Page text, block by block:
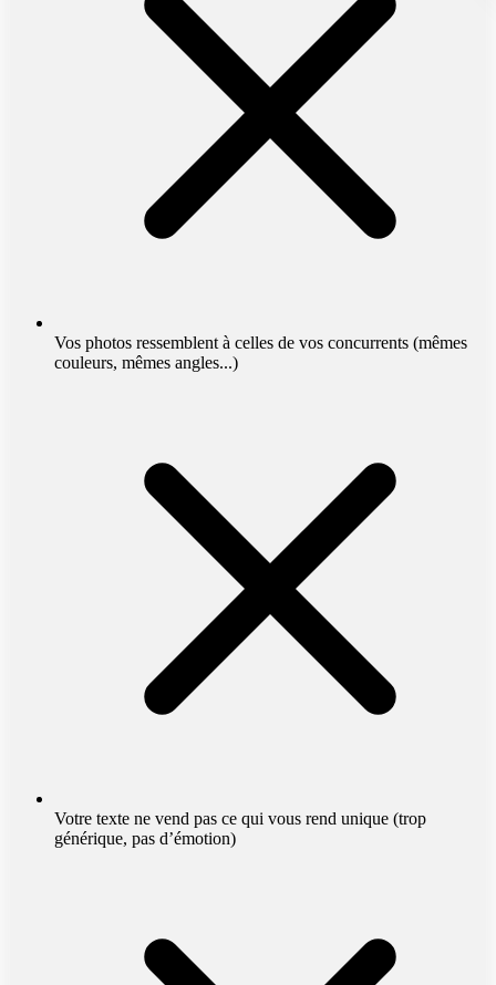
Vos photos ressemblent à celles de vos concurrents (mêmes
couleurs, mêmes angles...)
Votre texte ne vend pas ce qui vous rend unique (trop
générique, pas d’émotion)